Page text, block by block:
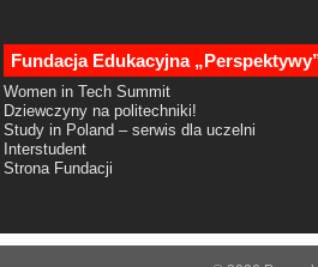
Fundacja Edukacyjna
Women in Tech Summit
Dziewczyny na politechniki!
Study in Poland – serwis dla uczelni
Interstudent
Strona Fundacji